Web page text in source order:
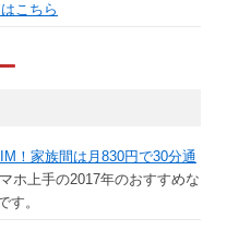
こちら
！家族間は月830円で30分通
ホ上手の2017年のおすすめな
す。